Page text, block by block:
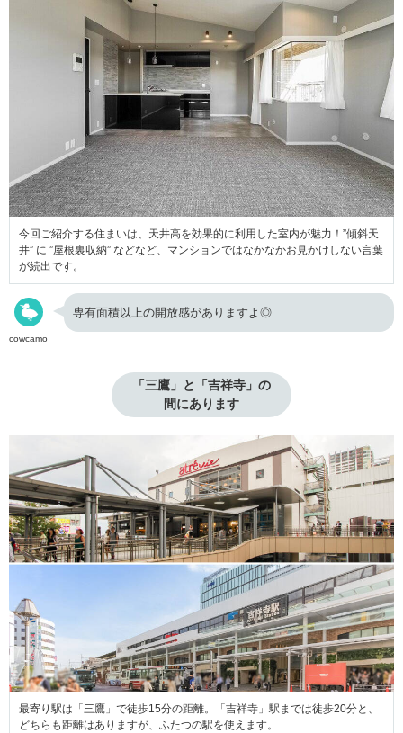
今回ご紹介する住まいは、天井高を効果的に利用した室内が魅力！”傾斜天
井” に ”屋根裏収納” などなど、マンションではなかなかお見かけしない言葉
が続出です。
cowcamo
専有面積以上の開放感がありますよ◎
「三鷹」と「吉祥寺」の
間にあります
最寄り駅は「三鷹」で徒歩15分の距離。「吉祥寺」駅までは徒歩20分と、
どちらも距離はありますが、ふたつの駅を使えます。